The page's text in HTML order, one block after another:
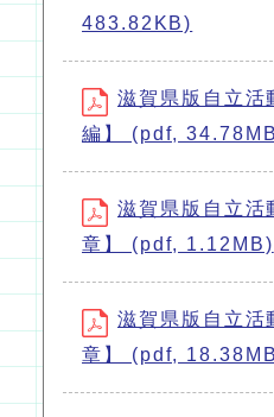
483.82KB)
滋賀県版自立
編】 (pdf,
滋賀県版自立活
章】 (pdf, 1.12MB)
滋賀県版自立活
章】 (pdf,